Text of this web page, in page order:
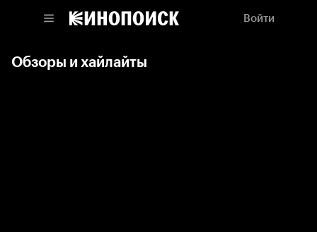
Войти
Обзоры и хайлайты